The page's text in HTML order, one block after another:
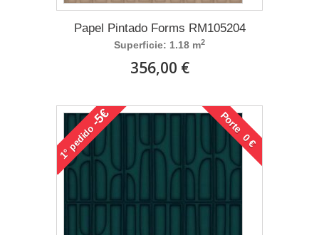
Papel Pintado Forms RM105204
Superficie: 1.18 m2
356,00 €
1°
pedido
-5€ Porte 0 €